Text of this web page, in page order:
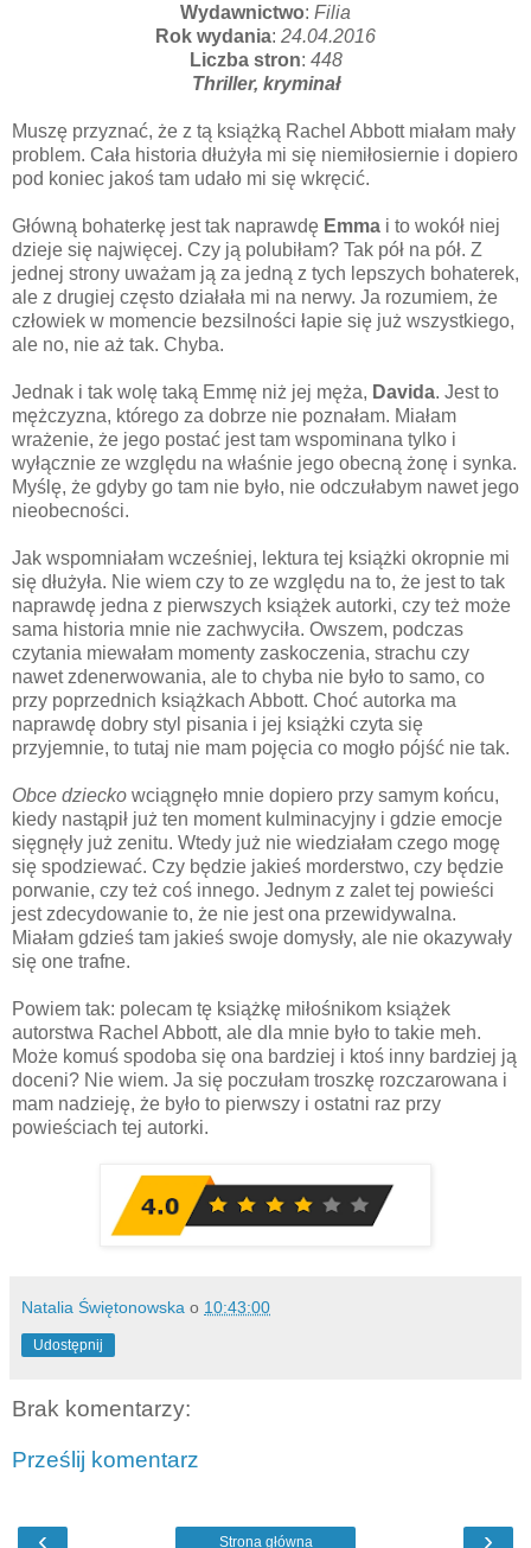
Wydawnictwo: Filia
Rok wydania: 24.04.2016
Liczba stron: 448
Thriller, kryminał
Muszę przyznać, że z tą książką Rachel Abbott miałam mały
problem. Cała historia dłużyła mi się niemiłosiernie i dopiero
pod koniec jakoś tam udało mi się wkręcić.
Główną bohaterkę jest tak naprawdę Emma i to wokół niej
dzieje się najwięcej. Czy ją polubiłam? Tak pół na pół. Z
jednej strony uważam ją za jedną z tych lepszych bohaterek,
ale z drugiej często działała mi na nerwy. Ja rozumiem, że
człowiek w momencie bezsilności łapie się już wszystkiego,
ale no, nie aż tak. Chyba.
Jednak i tak wolę taką Emmę niż jej męża, Davida. Jest to
mężczyzna, którego za dobrze nie poznałam. Miałam
wrażenie, że jego postać jest tam wspominana tylko i
wyłącznie ze względu na właśnie jego obecną żonę i synka.
Myślę, że gdyby go tam nie było, nie odczułabym nawet jego
nieobecności.
Jak wspomniałam wcześniej, lektura tej książki okropnie mi
się dłużyła. Nie wiem czy to ze względu na to, że jest to tak
naprawdę jedna z pierwszych książek autorki, czy też może
sama historia mnie nie zachwyciła. Owszem, podczas
czytania miewałam momenty zaskoczenia, strachu czy
nawet zdenerwowania, ale to chyba nie było to samo, co
przy poprzednich książkach Abbott. Choć autorka ma
naprawdę dobry styl pisania i jej książki czyta się
przyjemnie, to tutaj nie mam pojęcia co mogło pójść nie tak.
Obce dziecko wciągnęło mnie dopiero przy samym końcu,
kiedy nastąpił już ten moment kulminacyjny i gdzie emocje
sięgnęły już zenitu. Wtedy już nie wiedziałam czego mogę
się spodziewać. Czy będzie jakieś morderstwo, czy będzie
porwanie, czy też coś innego. Jednym z zalet tej powieści
jest zdecydowanie to, że nie jest ona przewidywalna.
Miałam gdzieś tam jakieś swoje domysły, ale nie okazywały
się one trafne.
Powiem tak: polecam tę książkę miłośnikom książek
autorstwa Rachel Abbott, ale dla mnie było to takie meh.
Może komuś spodoba się ona bardziej i ktoś inny bardziej ją
doceni? Nie wiem. Ja się poczułam troszkę rozczarowana i
mam nadzieję, że było to pierwszy i ostatni raz przy
powieściach tej autorki.
Natalia Świętonowska o 10:43:00
Udostępnij
Brak komentarzy:
Prześlij komentarz
‹ ›
Strona główna